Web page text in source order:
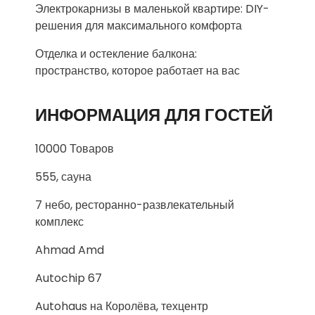
Электрокарнизы в маленькой квартире: DIY-
решения для максимального комфорта
Отделка и остекление балкона:
пространство, которое работает на вас
ИНФОРМАЦИЯ ДЛЯ ГОСТЕЙ
10000 Товаров
555, сауна
7 небо, ресторанно-развлекательный
комплекс
Ahmad Amd
Autochip 67
Autohaus на Королёва, техцентр